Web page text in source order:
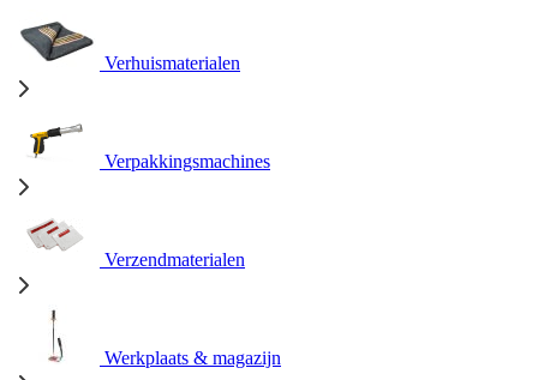
Verhuismaterialen
Verpakkingsmachines
Verzendmaterialen
Werkplaats & magazijn